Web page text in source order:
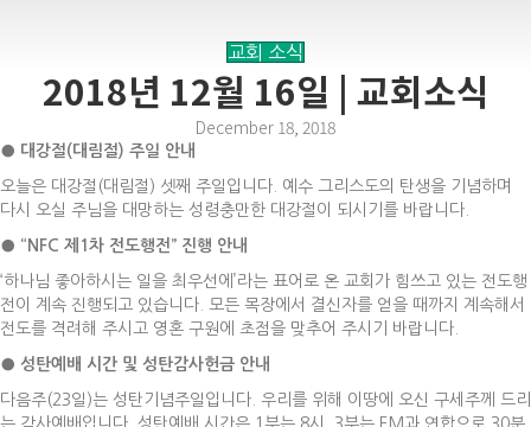
교회 소식
2018년 12월 16일 | 교회소식
December 18, 2018
● 대강절(대림절) 주일 안내
오늘은 대강절(대림절) 셋째 주일입니다. 예수 그리스도의 탄생을 기념하며
다시 오실 주님을 대망하는 성령충만한 대강절이 되시기를 바랍니다.
● “NFC 제 1 차 전도행전” 진행 안내
‘하나님 좋아하시는 일을 최우선에’라는 표어로 온 교회가 힘쓰고 있는 전도행
전이 계속 진행되고 있습니다. 모든 목장에서 결신자를 얻을 때까지 계속해서
전도를 격려해 주시고 영혼 구원에 초점을 맞추어 주시기 바랍니다.
● 성탄예배 시간 및 성탄감사헌금 안내
다음주(23일)는 성탄기념주일입니다. 우리를 위해 이땅에 오신 구세주께 드리
는 감사예배입니다. 성탄예배 시간은 1부는 8시, 3부는 EM과 연합으로 30분